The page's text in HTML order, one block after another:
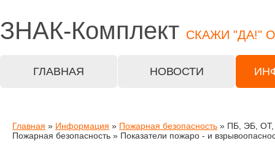
ЗНАК-Комплект СКАЖИ "ДА!"
ГЛАВНАЯ НОВОСТИ
Главная » Информация » Пожарная безопасность » ПБ, ЭБ,
Пожарная безопасность » Показатели пожаро - и